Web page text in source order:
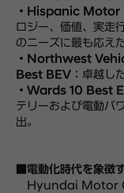
・ Hispanic Motor
ロジー、価値、実走
のニーズに最も応え
・ Northwest
Best BEV ：卓越し
・ Wards 10 Best
テリーおよび電動パ
出。
■電動化時代を象徴
Hyundai Motor